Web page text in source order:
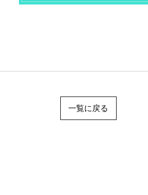
一覧に戻る